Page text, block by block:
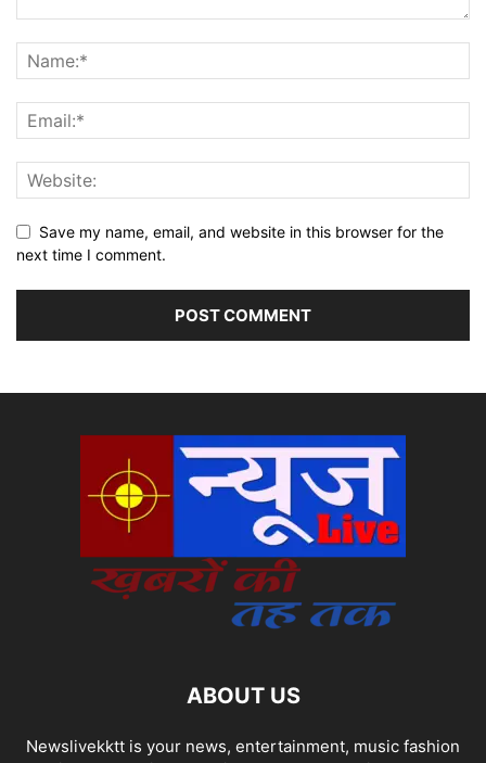
Save my name, email, and website in this browser for the
next time I comment.
ABOUT US
Newslivekktt is your news, entertainment, music fashion